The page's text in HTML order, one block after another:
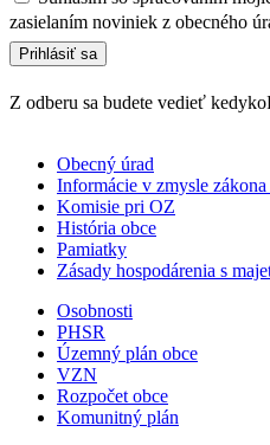
zasielaním noviniek z obecného
Z odberu sa budete vedieť
Obecný úrad
Informácie v zmysle
Komisie pri OZ
História obce
Pamiatky
Zásady hospodárenia s
Osobnosti
PHSR
Územný plán obce
VZN
Rozpočet obce
Komunitný plán